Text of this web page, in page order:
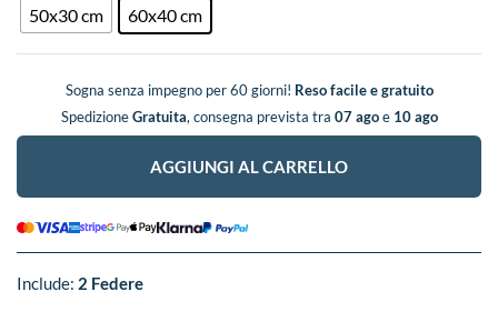
50x30 cm 60x40 cm
Sogna senza impegno per 60 giorni! Reso facile e gratuito
SpedizioneGratuita, consegna prevista tra 07 agoe 10 ago
AGGIUNGI AL CARRELLO
Include: 2 Federe